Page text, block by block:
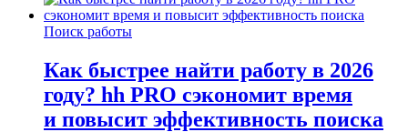
Поиск работы
Как быстрее найти работу в 2026
году? hh PRO сэкономит время
и повысит эффективность поиска